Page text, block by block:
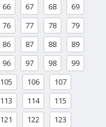
66 67 68
69
76 77 78
79
86 87 88
89
96 97 98
99
105 106
107
113 114
115
121 122
123